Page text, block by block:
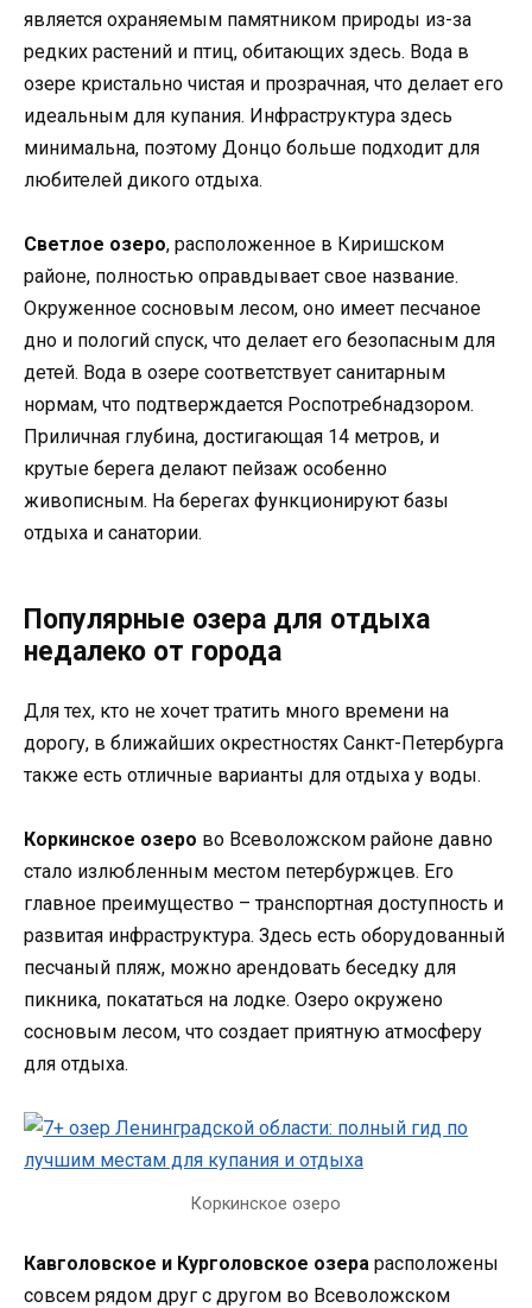
является охраняемым памятником природы из-за
редких растений и птиц, обитающих здесь. Вода в
озере кристально чистая и прозрачная, что делает его
идеальным для купания. Инфраструктура здесь
минимальна, поэтому Донцо больше подходит для
любителей дикого отдыха.
Светлое озеро, расположенное в Киришском
районе, полностью оправдывает свое название.
Окруженное сосновым лесом, оно имеет песчаное
дно и пологий спуск, что делает его безопасным для
детей. Вода в озере соответствует санитарным
нормам, что подтверждается Роспотребнадзором.
Приличная глубина, достигающая 14 метров, и
крутые берега делают пейзаж особенно
живописным. На берегах функционируют базы
отдыха и санатории.
Популярные озера для отдыха
недалеко от города
Для тех, кто не хочет тратить много времени на
дорогу, в ближайших окрестностях Санкт-Петербурга
также есть отличные варианты для отдыха у воды.
Коркинское озеро во Всеволожском районе давно
стало излюбленным местом петербуржцев. Его
главное преимущество – транспортная доступность и
развитая инфраструктура. Здесь есть оборудованный
песчаный пляж, можно арендовать беседку для
пикника, покататься на лодке. Озеро окружено
сосновым лесом, что создает приятную атмосферу
для отдыха.
Коркинское озеро
Кавголовское и Курголовское озера расположены
совсем рядом друг с другом во Всеволожском